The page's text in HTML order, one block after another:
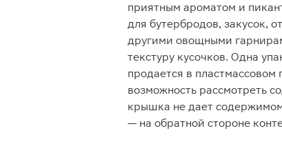
приятным ароматом и
для бутербродов, закусок,
другими овощными
текстуру кусочков. Одна
продается в
возможность рассмотреть
крышка не дает
— на обратной стороне